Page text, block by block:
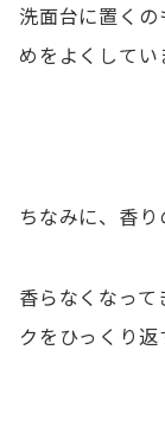
洗面台に置く
めをよくしてい
ちなみに、香り
香らなくなっ
クをひっくり返